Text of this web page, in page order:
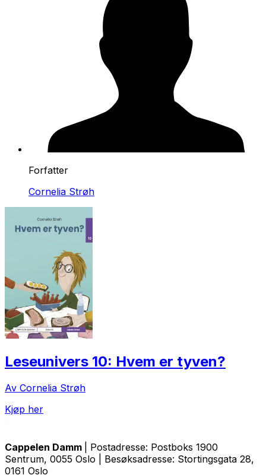
Forfatter
Cornelia Strøh
Leseunivers 10: Hvem er tyven?
Av Cornelia Strøh
Kjøp her
Cappelen Damm
| Postadresse: Postboks 1900
Sentrum, 0055 Oslo | Besøksadresse: Stortingsgata 28,
0161 Oslo